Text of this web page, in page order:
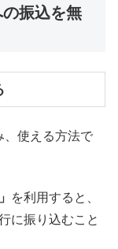
振込を無
、使える方法で
を利用すると、
に振り込むこと